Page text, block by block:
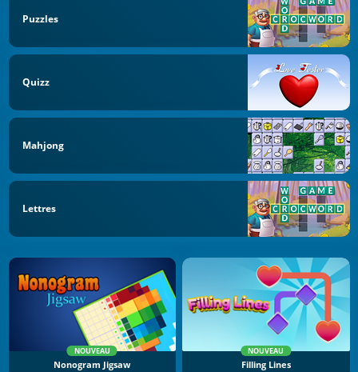
Puzzles
Quizz
Mahjong
Lettres
NOUVEAU
Nonogram Jigsaw
NOUVEAU
Filling Lines